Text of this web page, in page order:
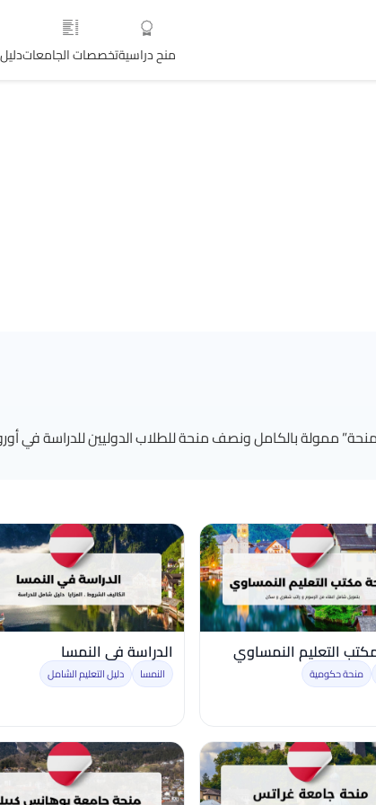
منح دراسيةتخصصات الجامعات
ممولة بالكامل ونصف منحة للطلاب الدوليين للدراسة في
التعليم النمساوي
منحة حكومية
الدراسة في النمسا
النمسا دليل التعليم الشامل